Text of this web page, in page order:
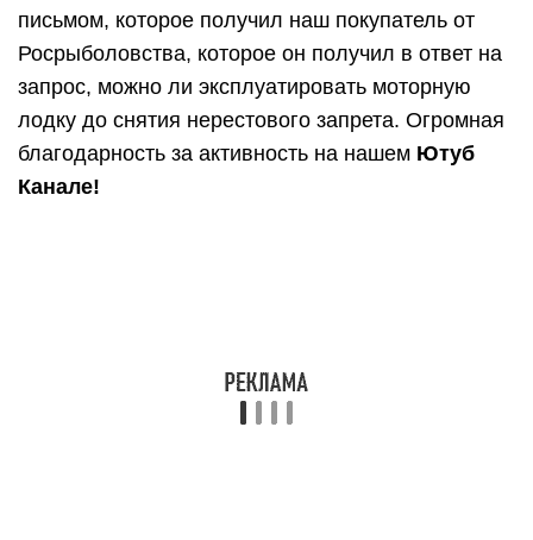
письмом, которое получил наш покупатель от
Росрыболовства, которое он получил в ответ на
запрос, можно ли эксплуатировать моторную
лодку до снятия нерестового запрета. Огромная
благодарность за активность на нашем Ютуб
Канале!